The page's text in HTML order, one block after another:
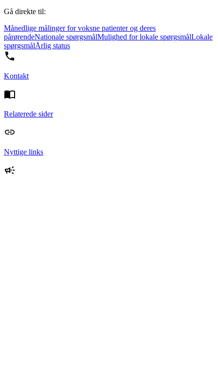
Gå direkte til:
Månedlige målinger for voksne patienter og deres
pårørendeNationale spørgsmålMulighed for lokale spørgsmålLokale
spørgsmålÅrlig status
Kontakt
Relaterede sider
Nyttige links